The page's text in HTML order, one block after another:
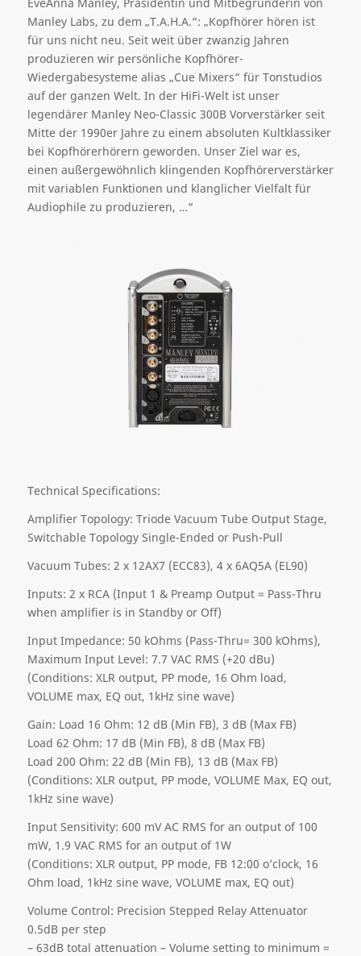
Manley Labs, zu dem „T.A.H.A.“: „Kopfhörer hören ist
für uns nicht neu. Seit weit über zwanzig Jahren
produzieren wir persönliche Kopfhörer-
Wiedergabesysteme alias „Cue Mixers“ für Tonstudios
auf der ganzen Welt. In der HiFi-Welt ist unser
legendärer Manley Neo-Classic 300B Vorverstärker seit
Mitte der 1990er Jahre zu einem absoluten Kultklassiker
bei Kopfhörerhörern geworden. Unser Ziel war es,
einen außergewöhnlich klingenden Kopfhörerverstärker
mit variablen Funktionen und klanglicher Vielfalt für
Audiophile zu produzieren, …“
Technical Specifications:
Amplifier Topology: Triode Vacuum Tube Output Stage,
Switchable Topology Single-Ended or Push-Pull
Vacuum Tubes: 2 x 12AX7 (ECC83), 4 x 6AQ5A (EL90)
Inputs: 2 x RCA (Input 1 & Preamp Output = Pass-Thru
when amplifier is in Standby or Off)
Input Impedance: 50 kOhms (Pass-Thru= 300 kOhms),
Maximum Input Level: 7.7 VAC RMS (+20 dBu)
(Conditions: XLR output, PP mode, 16 Ohm load,
VOLUME max, EQ out, 1kHz sine wave)
Gain: Load 16 Ohm: 12 dB (Min FB), 3 dB (Max FB)
Load 62 Ohm: 17 dB (Min FB), 8 dB (Max FB)
Load 200 Ohm: 22 dB (Min FB), 13 dB (Max FB)
(Conditions: XLR output, PP mode, VOLUME Max, EQ out,
1kHz sine wave)
Input Sensitivity: 600 mV AC RMS for an output of 100
mW, 1.9 VAC RMS for an output of 1W
(Conditions: XLR output, PP mode, FB 12:00 o’clock, 16
Ohm load, 1kHz sine wave, VOLUME max, EQ out)
Volume Control: Precision Stepped Relay Attenuator
0.5dB per step
– 63dB total attenuation – Volume setting to minimum =